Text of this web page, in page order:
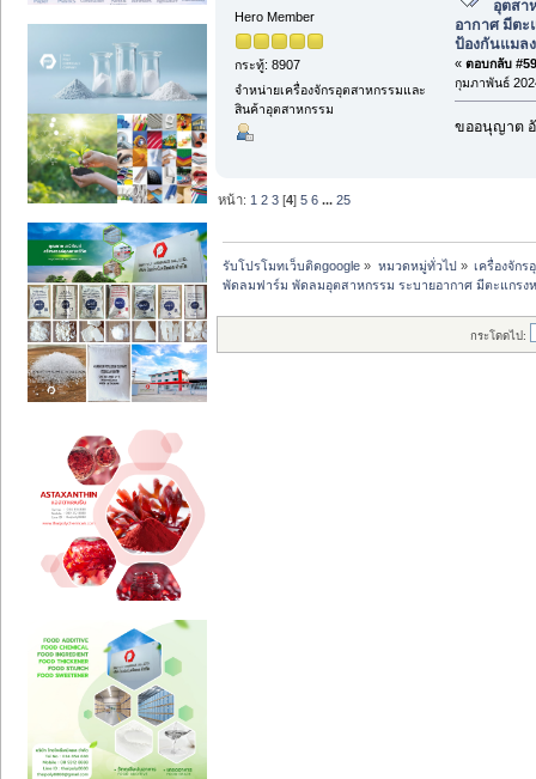
Hero Member
กระทู้: 8907
จำหน่ายเครื่องจักรอุตสาหกรรมและ
สินค้าอุตสาหกรรม
อุตสา
อากาศ มีตะ
ป้องกันแมลง
« ตอบกลับ
กุมภาพันธ์
ขออนุญาต
หน้า: 1 2 3 [4]5 6 ...25
รับโปรโมทเว็บติดgoogle » หมวดหมู่ทั่วไป» เครื่องจัก
พัดลมฟาร์ม พัดลมอุตสาหกรรม ระบายอากาศ มีตะแกรง
กระโดดไป: